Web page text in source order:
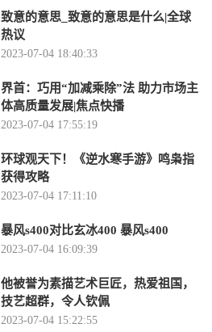
致意的意思_致意的意思是什么|全球
热议
2023-07-04 18:40:33
界首：巧用“加减乘除”法 助力市场主
体高质量发展|焦点快播
2023-07-04 17:55:19
环球观天下！《逆水寒手游》鸣枭指
获得攻略
2023-07-04 17:11:10
暴风s400对比玄冰400 暴风s400
2023-07-04 16:09:39
他被誉为素描艺术巨匠，热爱祖国，
技艺超群，令人钦佩
2023-07-04 15:22:55